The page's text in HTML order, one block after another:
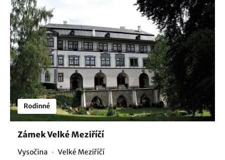
Rodinné
Zámek Velké Meziříčí
Vysočina Velké Meziříčí